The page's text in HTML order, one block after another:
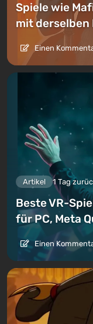
Spiele wie
mit derselben
Einen
Artikel 1 Tag
Beste VR-
für PC, Meta
Einen